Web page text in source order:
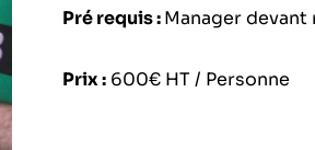
Pré requis :Manager
Prix :600€ HT / Personne